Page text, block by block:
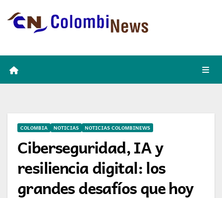
COLOMBIA NOTICIAS NOTICIAS COLOMBINEWS
Ciberseguridad, IA y
resiliencia digital: los
grandes desafíos que hoy